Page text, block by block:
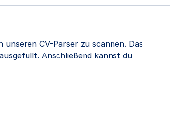
CV-Parser zu scannen. Das
Anschließend kannst du